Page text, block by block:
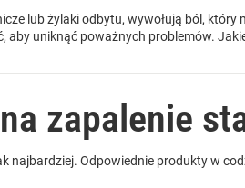
lub żylaki odbytu, wywołują ból,
aby uniknąć poważnych problemów.
zapalenie
najbardziej. Odpowiednie produkty w